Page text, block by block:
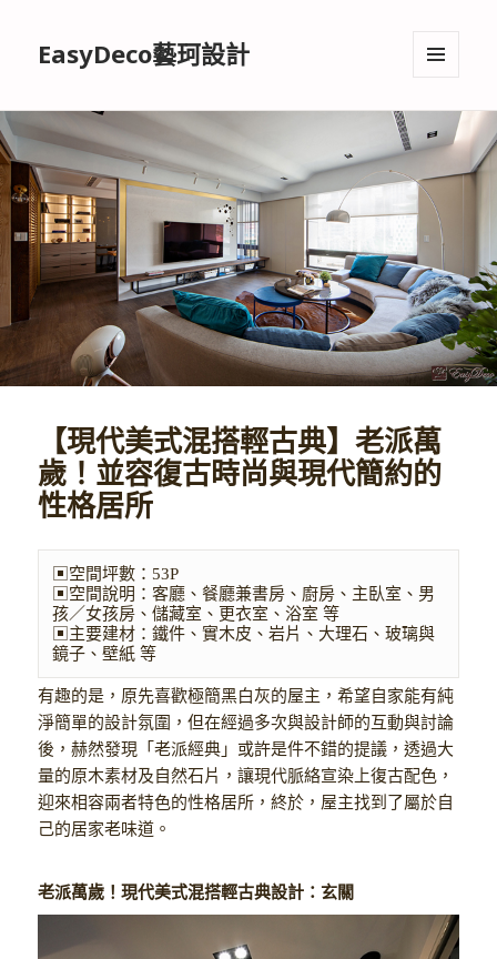
EasyDeco藝珂設計
小工具
【現代美式混搭輕古典】老派萬
歲！並容復古時尚與現代簡約的
性格居所
▣空間坪數：53P
▣空間說明：客廳、餐廳兼書房、廚房、主臥室、男
孩／女孩房、儲藏室、更衣室、浴室 等
▣主要建材：鐵件、實木皮、岩片、大理石、玻璃與
鏡子、壁紙 等
有趣的是，原先喜歡極簡黑白灰的屋主，希望自家能有純
淨簡單的設計氛圍，但在經過多次與設計師的互動與討論
後，赫然發現「老派經典」或許是件不錯的提議，透過大
量的原木素材及自然石片，讓現代脈絡宣染上復古配色，
迎來相容兩者特色的性格居所，終於，屋主找到了屬於自
己的居家老味道。
老派萬歲！現代美式混搭輕古典設計：玄關